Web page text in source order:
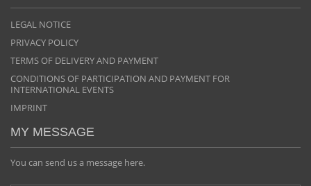
LEGAL NOTICE
PRIVACY POLICY
TERMS OF DELIVERY AND PAYMENT
CONDITIONS OF PARTICIPATION AND PAYMENT FOR
INTERNATIONAL EVENTS
IMPRINT
MY MESSAGE
You can send us a message here.